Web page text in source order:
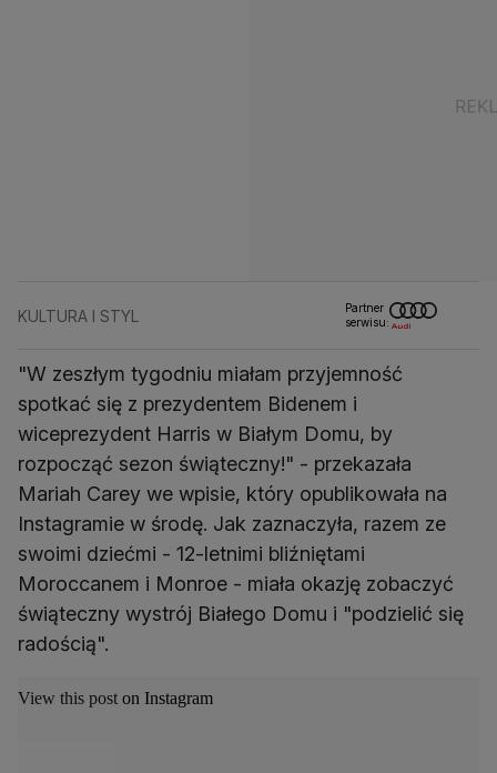
KULTURA I STYL
Partner
serwisu:
"W zeszłym tygodniu miałam przyjemność
spotkać się z prezydentem Bidenem i
wiceprezydent Harris w Białym Domu, by
rozpocząć sezon świąteczny!" - przekazała
Mariah Carey we wpisie, który opublikowała na
Instagramie w środę. Jak zaznaczyła, razem ze
swoimi dziećmi - 12-letnimi bliźniętami
Moroccanem i Monroe - miała okazję zobaczyć
świąteczny wystrój Białego Domu i "podzielić się
radością".
View this post on Instagram